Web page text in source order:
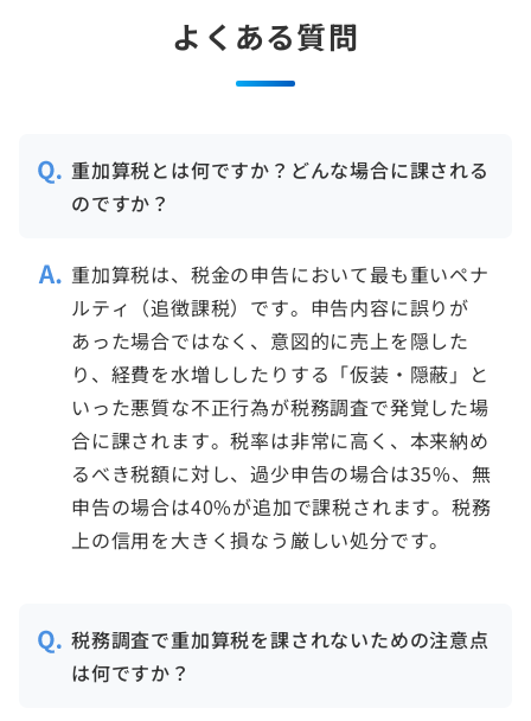
よくある質問
重加算税とは何ですか？どんな場合に課される
のですか？
重加算税は、税金の申告において最も重いペナ
ルティ（追徴課税）です。申告内容に誤りが
あった場合ではなく、意図的に売上を隠した
り、経費を水増ししたりする「仮装・隠蔽」と
いった悪質な不正行為が税務調査で発覚した場
合に課されます。税率は非常に高く、本来納め
るべき税額に対し、過少申告の場合は35%、無
申告の場合は40%が追加で課税されます。税務
上の信用を大きく損なう厳しい処分です。
税務調査で重加算税を課されないための注意点
は何ですか？